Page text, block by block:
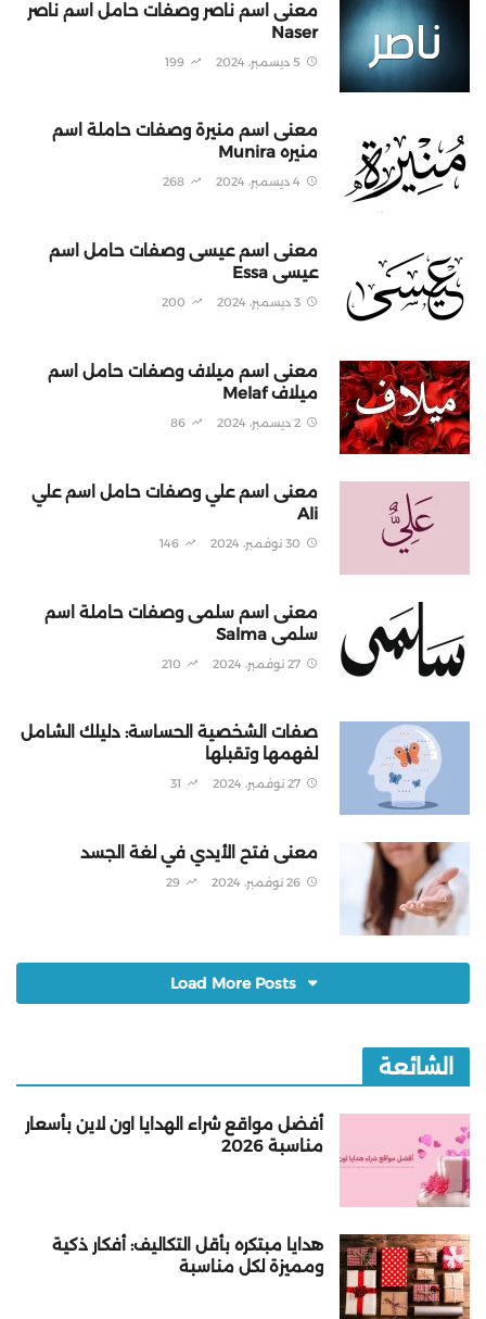
معنى اسم ناصر وصفات حامل اسم ناصر
Naser
5 ديسمبر، 2024 199
معنى اسم منيرة وصفات حاملة اسم
منيره Munira
4 ديسمبر، 2024 268
معنى اسم عيسى وصفات حامل اسم
عيسى Essa
3 ديسمبر، 2024 200
معنى اسم ميلاف وصفات حامل اسم
ميلاف Melaf
2 ديسمبر، 2024 86
معنى اسم علي وصفات حامل اسم علي
Ali
30 نوفمبر، 2024 146
معنى اسم سلمى وصفات حاملة اسم
سلمى Salma
27 نوفمبر، 2024 210
صفات الشخصية الحساسة: دليلك الشامل
لفهمها وتقبلها
27 نوفمبر، 2024 31
معنى فتح الأيدي في لغة الجسد
26 نوفمبر، 2024 29
Load More Posts
الشائعة
أفضل مواقع شراء الهدايا اون لاين بأسعار
مناسبة 2026
هدايا مبتكره بأقل التكاليف: أفكار ذكية
ومميزة لكل مناسبة